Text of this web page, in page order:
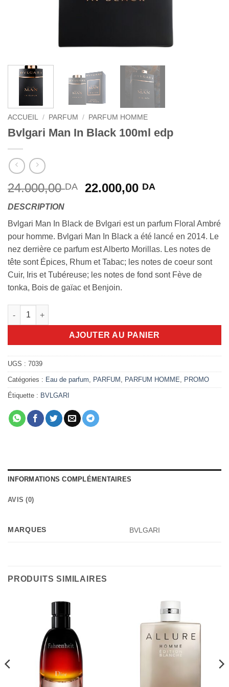
ACCUEIL / PARFUM / PARFUM HOMME
Bvlgari Man In Black 100ml edp
24.000,00DA
Le
était :
24.000,00 DA.
22.000,00 DALe
est :
22.000,00
DESCRIPTION
Bvlgari Man In Black de Bvlgari est un parfum Floral Ambré
pour homme. Bvlgari Man In Black a été lancé en 2014. Le
nez derrière ce parfum est Alberto Morillas. Les notes de
tête sont Épices, Rhum et Tabac; les notes de coeur sont
Cuir, Iris et Tubéreuse; les notes de fond sont Fève de
tonka, Bois de gaïac et Benjoin.
quantité de Bvlgari Man In Black 100ml edp
AJOUTER AU PANIER
UGS : 7039
Catégories : Eau de parfum, PARFUM , PARFUM HOMME, PROMO
Étiquette : BVLGARI
INFORMATIONS COMPLÉMENTAIRES
AVIS (0)
MARQUES BVLGARI
PRODUITS SIMILAIRES